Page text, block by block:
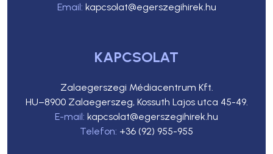
Email: kapcsolat@egerszegihirek.hu
KAPCSOLAT
Zalaegerszegi Médiacentrum Kft.
HU–8900 Zalaegerszeg, Kossuth Lajos utca 45-49.
E-mail: kapcsolat@egerszegihirek.hu
Telefon: +36 (92) 955-955